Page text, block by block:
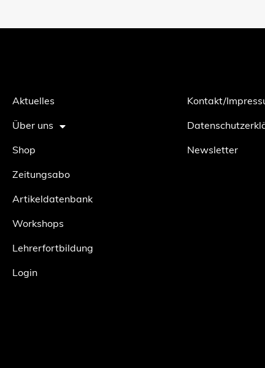
Aktuelles
Über uns
Shop
Zeitungsabo
Artikeldatenbank
Workshops
Lehrerfortbildung
Login
Kontakt/
Newsletter